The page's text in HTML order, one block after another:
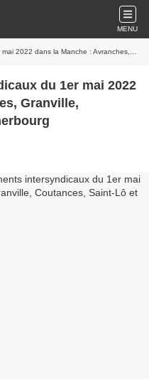
MENU
: Avranches, Granville, Coutances, Saint-Lô et Cherbourg
du 1er mai 2022
Granville,